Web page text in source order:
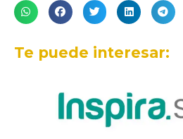
Te puede interesar: